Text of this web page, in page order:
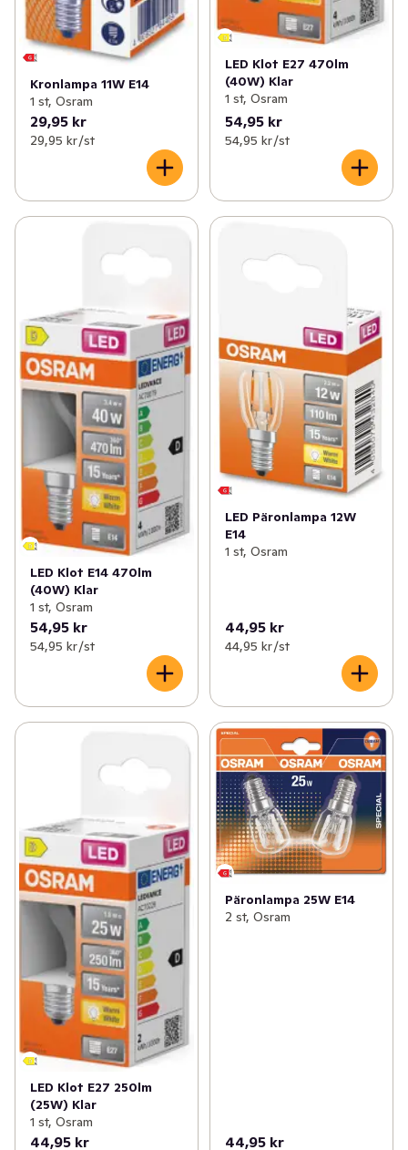
Kronlampa 11W E14
1 st, Osram
29,95 kr
29,95 kr /st
LED Klot E27 470lm
(40W) Klar
1 st, Osram
54,95 kr
54,95 kr /st
LED Klot E14 470lm
(40W) Klar
1 st, Osram
54,95 kr
54,95 kr /st
LED Päronlampa 12W
E14
1 st, Osram
44,95 kr
44,95 kr /st
LED Klot E27 250lm
(25W) Klar
1 st, Osram
44,95 kr
Päronlampa 25W E14
2 st, Osram
44,95 kr